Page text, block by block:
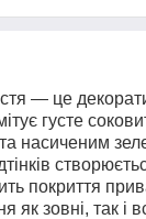
— це
густе
насиченим
покриття
як зовні, так і